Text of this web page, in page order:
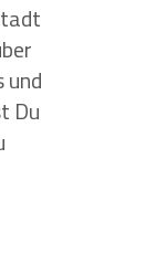
und
Du